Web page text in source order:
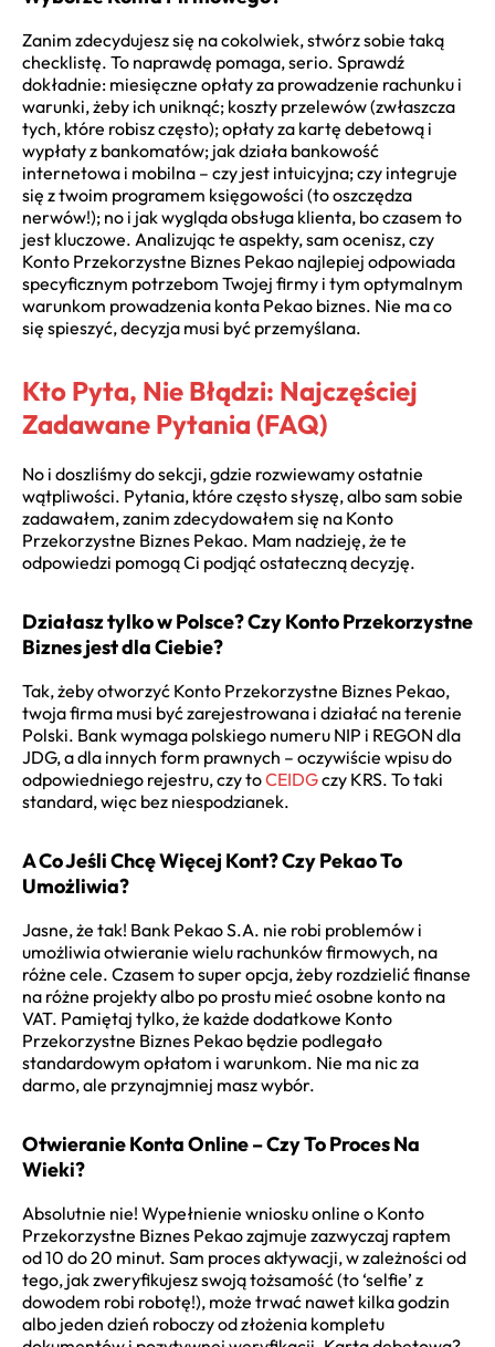
Zanim zdecydujesz się na cokolwiek, stwórz sobie taką
checklistę. To naprawdę pomaga, serio. Sprawdź
dokładnie: miesięczne opłaty za prowadzenie rachunku i
warunki, żeby ich uniknąć; koszty przelewów (zwłaszcza
tych, które robisz często); opłaty za kartę debetową i
wypłaty z bankomatów; jak działa bankowość
internetowa i mobilna – czy jest intuicyjna; czy integruje
się z twoim programem księgowości (to oszczędza
nerwów!); no i jak wygląda obsługa klienta, bo czasem to
jest kluczowe. Analizując te aspekty, sam ocenisz, czy
Konto Przekorzystne Biznes Pekao najlepiej odpowiada
specyficznym potrzebom Twojej firmy i tym optymalnym
warunkom prowadzenia konta Pekao biznes. Nie ma co
się spieszyć, decyzja musi być przemyślana.
Kto Pyta, Nie Błądzi: Najczęściej
Zadawane Pytania (FAQ)
No i doszliśmy do sekcji, gdzie rozwiewamy ostatnie
wątpliwości. Pytania, które często słyszę, albo sam sobie
zadawałem, zanim zdecydowałem się na Konto
Przekorzystne Biznes Pekao. Mam nadzieję, że te
odpowiedzi pomogą Ci podjąć ostateczną decyzję.
Działasz tylko w Polsce? Czy Konto Przekorzystne
Biznes jest dla Ciebie?
Tak, żeby otworzyć Konto Przekorzystne Biznes Pekao,
twoja firma musi być zarejestrowana i działać na terenie
Polski. Bank wymaga polskiego numeru NIP i REGON dla
JDG, a dla innych form prawnych – oczywiście wpisu do
odpowiedniego rejestru, czy toCEIDGczy KRS. To taki
standard, więc bez niespodzianek.
A Co Jeśli Chcę Więcej Kont? Czy Pekao To
Umożliwia?
Jasne, że tak! Bank Pekao S.A. nie robi problemów i
umożliwia otwieranie wielu rachunków firmowych, na
różne cele. Czasem to super opcja, żeby rozdzielić finanse
na różne projekty albo po prostu mieć osobne konto na
VAT. Pamiętaj tylko, że każde dodatkowe Konto
Przekorzystne Biznes Pekao będzie podlegało
standardowym opłatom i warunkom. Nie ma nic za
darmo, ale przynajmniej masz wybór.
Otwieranie Konta Online – Czy To Proces Na
Wieki?
Absolutnie nie! Wypełnienie wniosku online o Konto
Przekorzystne Biznes Pekao zajmuje zazwyczaj raptem
od 10 do 20 minut. Sam proces aktywacji, w zależności od
tego, jak zweryfikujesz swoją tożsamość (to ‘selfie’ z
dowodem robi robotę!), może trwać nawet kilka godzin
albo jeden dzień roboczy od złożenia kompletu